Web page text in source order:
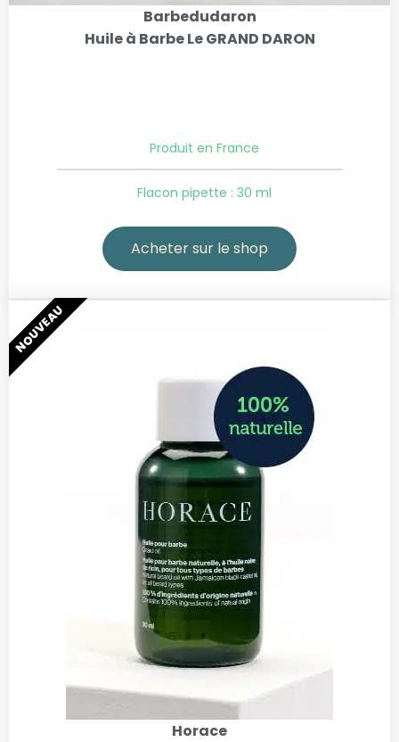
Barbedudaron
Huile à Barbe Le GRAND DARON
Produit en France
Flacon pipette : 30 ml
Acheter sur le shop
NOUVEAU
Horace